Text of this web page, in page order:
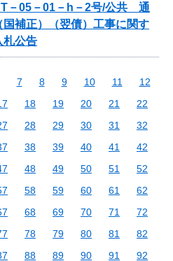
－05－01－h－2号/公共 通
補正）（翌債）工事に関す
札公告
7 8 9 10 11
12
18 19 20 21
22
28 29 30 31
32
38 39 40 41
42
48 49 50 51
52
58 59 60 61
62
68 69 70 71
72
78 79 80 81
82
88 89 90 91
92